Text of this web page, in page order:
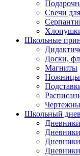
Свечи
Школьные
Доски,
Магниты
Школьный